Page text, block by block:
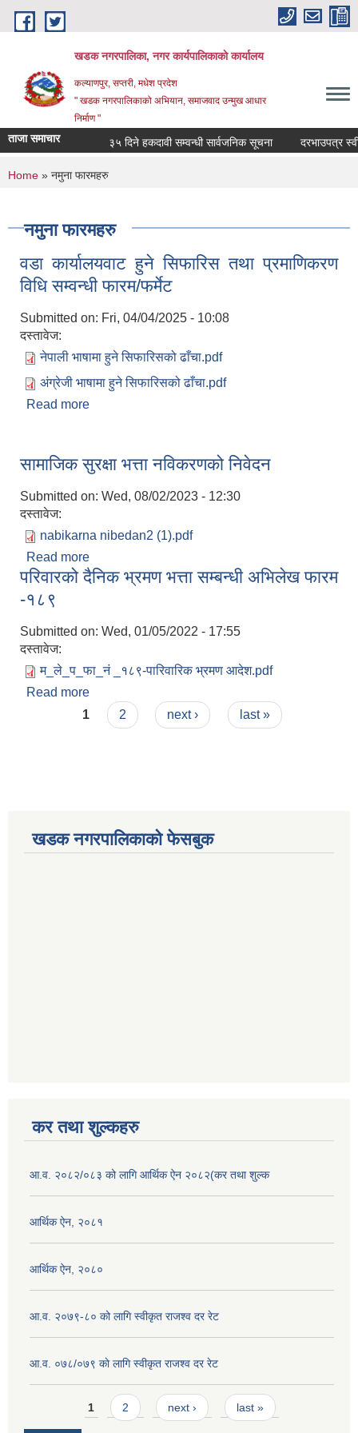
Skip to main content
खडक नगरपालिका, नगर कार्यपालिकाकाे कार्यालय
कल्याणपुर, सप्तरी, मधेश प्रदेश
" खडक नगरपालिकाको अभियान, समाजवाद उन्मुख आधार
निर्माण "
ताजा समाचार ३५ दिने हकदावी सम्वन्धी सार्वजनिक सूचना दरभाउपत्र
You are here
Home » नमुना फारमहरु
नमुना फारमहरु
वडा कार्यालयवाट हुने सिफारिस तथा प्रमाणिकरण
विधि सम्वन्धी फारम/फर्मेट
Submitted on: Fri, 04/04/2025 - 10:08
दस्तावेज:
नेपाली भाषामा हुने सिफारिसको ढाँचा.pdf
अंग्रेजी भाषामा हुने सिफारिसको ढाँचा.pdf
Read more
सामाजिक सुरक्षा भत्ता नविकरणको निवेदन
Submitted on: Wed, 08/02/2023 - 12:30
दस्तावेज:
nabikarna nibedan2 (1).pdf
Read more
परिवारको दैनिक भ्रमण भत्ता सम्बन्धी अभिलेख फारम
-१८९
Submitted on: Wed, 01/05/2022 - 17:55
दस्तावेज:
म_ले_प_फा_नं _१८९-पारिवारिक भ्रमण आदेश.pdf
Read more
-१८९
Pages
1 2 next › last »
खडक नगरपालिकाको फेसबुक
कर तथा शुल्कहरु
आ.व. २०८२/०८३ को लागि आर्थिक ऐन २०८२(कर तथा शुल्क
आर्थिक ऐन, २०८१
आर्थिक ऐन, २०८०
आ.व. २०७९-८० को लागि स्वीकृत राजश्व दर रेट
आ.व. ०७८/०७९ काे लागि स्वीकृत राजश्व दर रेट
Pages1 2 next › last »